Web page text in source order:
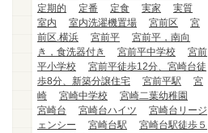
定期的
定番 定食 実家
実質
室内
室内洗濯機置場 宮前区
宮
前区.横浜
宮前平
宮前平，南向
き，食洗器付き
宮前平中学校
宮前
平小学校
宮前平徒歩12分、宮崎台徒
歩8分、新築分譲住宅
宮前平駅
宮
崎
宮崎中学校
宮崎二葉幼稚園
宮崎台
宮崎台ハイツ
宮崎台リージ
ェンシー
宮崎台駅
宮崎台駅徒歩５